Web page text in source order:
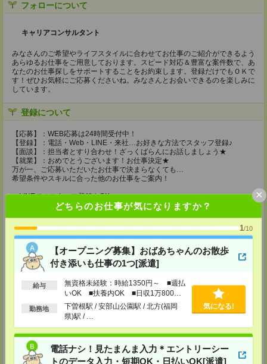
どちらのお仕事が気になりますか？
1/10
【オープニング募集】おばあちゃんのお散歩
付き添いも仕事の1つ[派遣]
給与
無資格未経験：時給1350円～ ■週払
いOK ■扶養内OK ■日収1万800円
以上
勤務地
下曽根駅 / 安部山公園駅 / 北方(福岡
県)駅 / …
気になる!
電話ナシ！見たまんま入力＊エントリーシー
トのデータ入力・短期OK・日払いOK[派遣]
×
フォローについて
キャリアコンサルタント
みなさんのご希望やライフスタイルに合わせてお仕事のご紹介ができるよう
あらゆるお仕事をご用意しております。スピード対応＆豊富な案件数で、あ
なたのお仕事探しをサポートすることをお約束します。登録だけでもＯＫで
す！ぜひお気軽にご応募くださいね。みなさんとお会いできるのを楽しみに
しています。
登録について
【応募】：WEB応募は24時間受付中！
【登録】：電話・Web・LINE・来社…お好きな方法でスタッフ登録♪
【面談】：担当者とすり合わせ！ざっくばらんにお話しましょう★
【就業】：おめでとうございます！お仕事決定★
万が一、ご応募いただいたお仕事で決まらなくても…
希望条件やスキルに合った他のお仕事をご案内！
～LINEでのスタッフ登録もOK～
応募後、LINEアカウントの友達登録URLをお送りします★
【MD北九州支店】
〒802-0003
福岡県北九州市小倉北区米町1-1-1小倉朝日ひびきビル6F
TEL：0120-514-202
担当：採用担当：前田
【MD福岡支店】
〒810-0001
福岡市中央区天神1-9-17福岡天神フコク生命ビル12F
TEL：0120-514-202
担当：採用担当：手嶋
【MD熊本支店】